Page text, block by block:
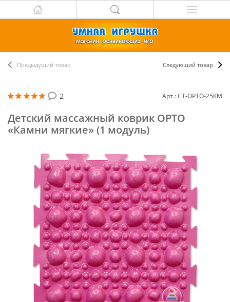
Предыдущий товар Следующий товар
2 Арт.: СТ-ОРТО-25КМ
Детский массажный коврик ОРТО
«Камни мягкие» (1 модуль)